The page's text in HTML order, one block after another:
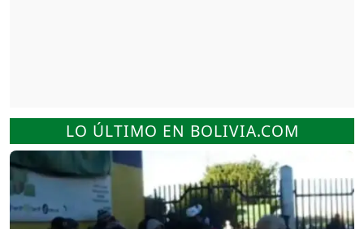
LO ÚLTIMO EN BOLIVIA.COM